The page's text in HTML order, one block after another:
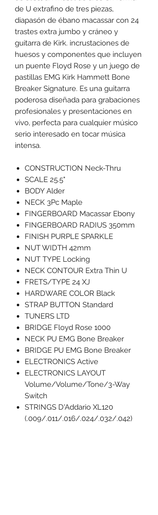
de U extrafino de tres piezas,
diapasón de ébano macassar con 24
trastes extra jumbo y cráneo y
guitarra de Kirk. incrustaciones de
huesos y componentes que incluyen
un puente Floyd Rose y un juego de
pastillas EMG Kirk Hammett Bone
Breaker Signature. Es una guitarra
poderosa diseñada para grabaciones
profesionales y presentaciones en
vivo, perfecta para cualquier músico
serio interesado en tocar música
intensa.
CONSTRUCTION Neck-Thru
SCALE 25.5"
BODY Alder
NECK 3Pc Maple
FINGERBOARD Macassar Ebony
FINGERBOARD RADIUS 350mm
FINISH PURPLE SPARKLE
NUT WIDTH 42mm
NUT TYPE Locking
NECK CONTOUR Extra Thin U
FRETS/TYPE 24 XJ
HARDWARE COLOR Black
STRAP BUTTON Standard
TUNERS LTD
BRIDGE Floyd Rose 1000
NECK PU EMG Bone Breaker
BRIDGE PU EMG Bone Breaker
ELECTRONICS Active
ELECTRONICS LAYOUT
Volume/Volume/Tone/3-Way
Switch
STRINGS D'Addario XL120
(.009/.011/.016/.024/.032/.042)